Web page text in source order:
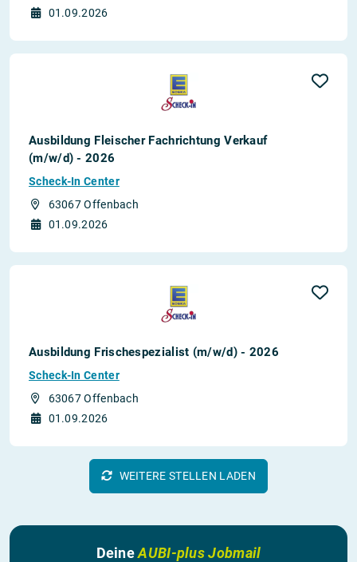
01.09.2026
Ausbildung Fleischer Fachrichtung Verkauf
(m/w/d) - 2026
Scheck-In Center
63067 Offenbach
01.09.2026
Ausbildung Frischespezialist (m/w/d) - 2026
Scheck-In Center
63067 Offenbach
01.09.2026
WEITERE STELLEN LADEN
DeineAUBI-plus Jobmail